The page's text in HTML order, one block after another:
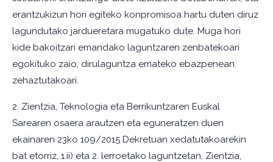
erantzukizun hori egiteko konpromisoa hartu duten diruz
lagundutako jardueretara mugatuko dute. Muga hori
kide bakoitzari emandako laguntzaren zenbatekoari
egokituko zaio, dirulaguntza emateko ebazpenean
zehaztutakoari.
2. Zientzia, Teknologia eta Berrikuntzaren Euskal
Sarearen osaera arautzen eta eguneratzen duen
ekainaren 23ko 109/2015 Dekretuan xedatutakoarekin
bat etorriz, 1.ii) eta 2. lerroetako laguntzetan, Zientzia,